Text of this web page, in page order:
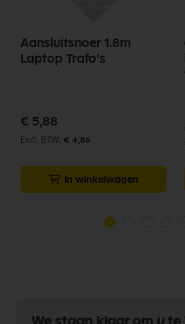
Aansluitsnoer 1.8m
Laptop Trafo's
€ 5,88
€ 4,86
In winkelwagen
We staan klaar om u te